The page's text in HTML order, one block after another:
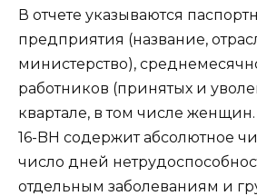
В отчете указываются
предприятия (название,
министерство),
работников (принятых и
квартале, в том числе
16-BH содержит абсолютное
число дней
отдельным заболеваниям и